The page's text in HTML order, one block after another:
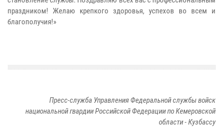
праздником! Желаю крепкого здоровья, успехов во всем и
благополучия!»
Пресс-служба Управления Федеральной службы войск
национальной гвардии Российской Федерации по Кемеровской
области - Кузбассу